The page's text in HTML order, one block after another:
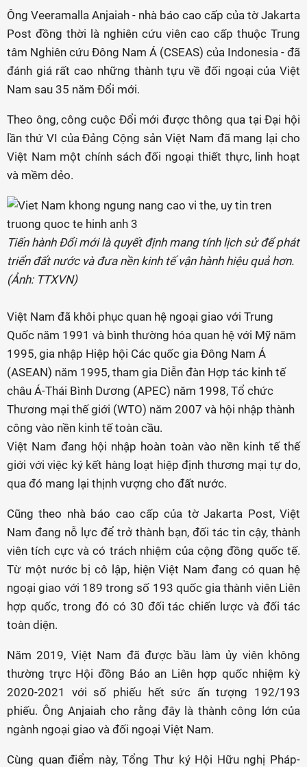
Ông Veeramalla Anjaiah - nhà báo cao cấp của tờ Jakarta
Post đồng thời là nghiên cứu viên cao cấp thuộc Trung
tâm Nghiên cứu Đông Nam Á (CSEAS) của Indonesia - đã
đánh giá rất cao những thành tựu về đối ngoại của Việt
Nam sau 35 năm Đổi mới.
Theo ông, công cuộc Đổi mới được thông qua tại Đại hội
lần thứ VI của Đảng Cộng sản Việt Nam đã mang lại cho
Việt Nam một chính sách đối ngoại thiết thực, linh hoạt
và mềm dẻo.
Tiến hành Đổi mới là quyết định mang tính lịch sử để phát
triển đất nước và đưa nền kinh tế vận hành hiệu quả hơn.
(Ảnh: TTXVN)
Việt Nam đã khôi phục quan hệ ngoại giao với Trung
Quốc năm 1991 và bình thường hóa quan hệ với Mỹ năm
1995, gia nhập Hiệp hội Các quốc gia Đông Nam Á
(ASEAN) năm 1995, tham gia Diễn đàn Hợp tác kinh tế
châu Á-Thái Bình Dương (APEC) năm 1998, Tổ chức
Thương mại thế giới (WTO) năm 2007 và hội nhập thành
công vào nền kinh tế toàn cầu.
Việt Nam đang hội nhập hoàn toàn vào nền kinh tế thế
giới với việc ký kết hàng loạt hiệp định thương mại tự do,
qua đó mang lại thịnh vượng cho đất nước.
Cũng theo nhà báo cao cấp của tờ Jakarta Post, Việt
Nam đang nỗ lực để trở thành bạn, đối tác tin cậy, thành
viên tích cực và có trách nhiệm của cộng đồng quốc tế.
Từ một nước bị cô lập, hiện Việt Nam đang có quan hệ
ngoại giao với 189 trong số 193 quốc gia thành viên Liên
hợp quốc, trong đó có 30 đối tác chiến lược và đối tác
toàn diện.
Năm 2019, Việt Nam đã được bầu làm ủy viên không
thường trực Hội đồng Bảo an Liên hợp quốc nhiệm kỳ
2020-2021 với số phiếu hết sức ấn tượng 192/193
phiếu. Ông Anjaiah cho rằng đây là thành công lớn của
ngành ngoại giao và đối ngoại Việt Nam.
Cùng quan điểm này, Tổng Thư ký Hội Hữu nghị Pháp-